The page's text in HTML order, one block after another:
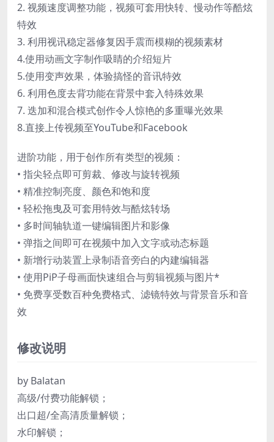
2. 视频速度调整功能，视频可套用快转、慢动作等酷炫
特效
3. 利用视讯稳定器修复因手震而模糊的视频素材
4.使用动画文字制作吸睛的介绍短片
5.使用变声效果，体验搞怪的音讯特效
6. 利用色度去背功能在背景中套入特殊效果
7. 迭加和混合模式创作令人惊艳的多重曝光效果
8.直接上传视频至YouTube和Facebook
进阶功能，用于创作所有类型的视频：
• 指尖轻点即可剪裁、修改与旋转视频
• 精准控制亮度、颜色和饱和度
• 轻松拖曳及可套用特效与酷炫转场
• 多时间轴轨道一键编辑图片和影像
• 弹指之间即可在视频中加入文字或动态标题
• 新增行动装置上录制语音旁白的内建编辑器
• 使用PiP子母画面快速组合与剪辑视频与图片*
• 免费享受数百种免费格式、滤镜特效与背景音乐和音
效
修改说明
by Balatan
高级/付费功能解锁；
出口超/全高清质量解锁；
水印解锁；